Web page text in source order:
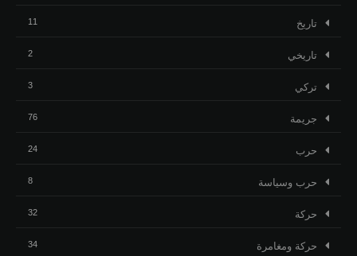
تاريخ 11
تاريخي 2
تركي 3
جريمة 76
حرب 24
حرب وسياسة 8
حركة 32
حركة ومغامرة 34